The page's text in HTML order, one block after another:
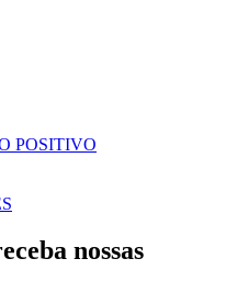
POSITIVO
nossas